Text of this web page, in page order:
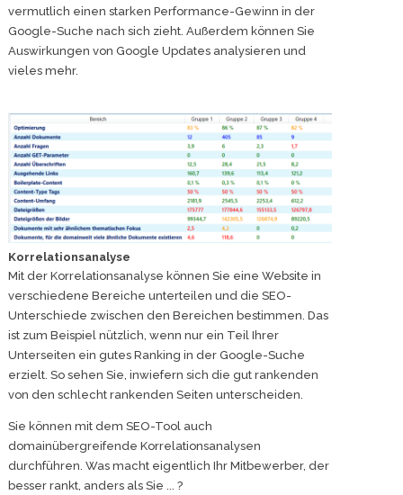
vermutlich einen starken Performance-Gewinn in der
Google-Suche nach sich zieht. Außerdem können Sie
Auswirkungen von Google Updates analysieren und
vieles mehr.
Korrelationsanalyse
Mit der Korrelationsanalyse können Sie eine Website in
verschiedene Bereiche unterteilen und die SEO-
Unterschiede zwischen den Bereichen bestimmen. Das
ist zum Beispiel nützlich, wenn nur ein Teil Ihrer
Unterseiten ein gutes Ranking in der Google-Suche
erzielt. So sehen Sie, inwiefern sich die gut rankenden
von den schlecht rankenden Seiten unterscheiden.
Sie können mit dem SEO-Tool auch
domainübergreifende Korrelationsanalysen
durchführen. Was macht eigentlich Ihr Mitbewerber, der
besser rankt, anders als Sie ... ?